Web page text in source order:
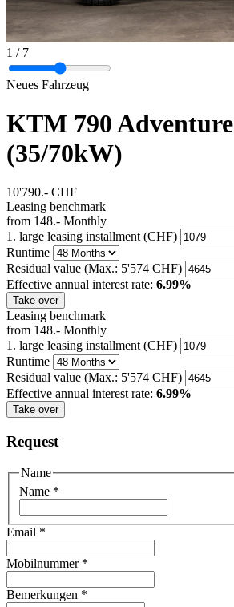
1 / 7
Neues Fahrzeug
KTM 790 Adventure
(35/70kW)
10'790.- CHF
Leasing benchmark
from 148.- Monthly
1. large leasing installment (CHF)
Runtime
Residual value (Max.: 5'574 CHF)
Effective annual interest rate: 6.99%
Take over
Leasing benchmark
from 148.- Monthly
1. large leasing installment (CHF)
Runtime
Residual value (Max.: 5'574 CHF)
Effective annual interest rate: 6.99%
Take over
Request
Name
Name *
Email *
Mobilnummer *
Bemerkungen *